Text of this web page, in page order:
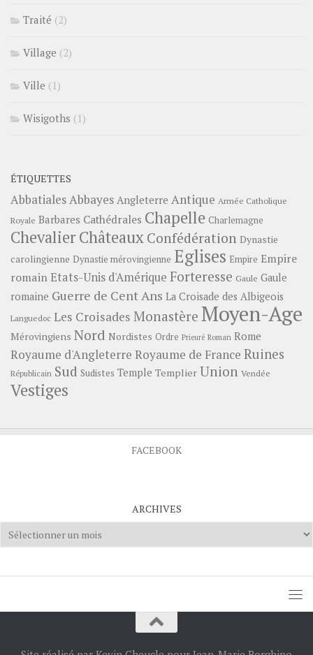
Traité (2)
Village (2)
Ville (1)
Wisigoths (1)
ÉTIQUETTES
Abbatiales Abbayes Angleterre Antique Armée Catholique
Royale Barbares Cathédrales Chapelle Charlemagne
ChevalierChâteauxConfédération Dynastie
carolingienne Dynastie mérovingienne Eglises Empire Empire
romainEtats-Unis d'Amérique Forteresse Gaule Gaule
romaine Guerre de Cent Ans La Croisade des Albigeois
Languedoc Les Croisades Monastère Moyen-Age
Mérovingiens Nord Nordistes Ordre Prieuré Roman Rome
Royaume d'Angleterre Royaume de France Ruines
Républicain Sud Sudistes Temple Templier Union Vendée
Vestiges
FACEBOOK
ARCHIVES
Archives